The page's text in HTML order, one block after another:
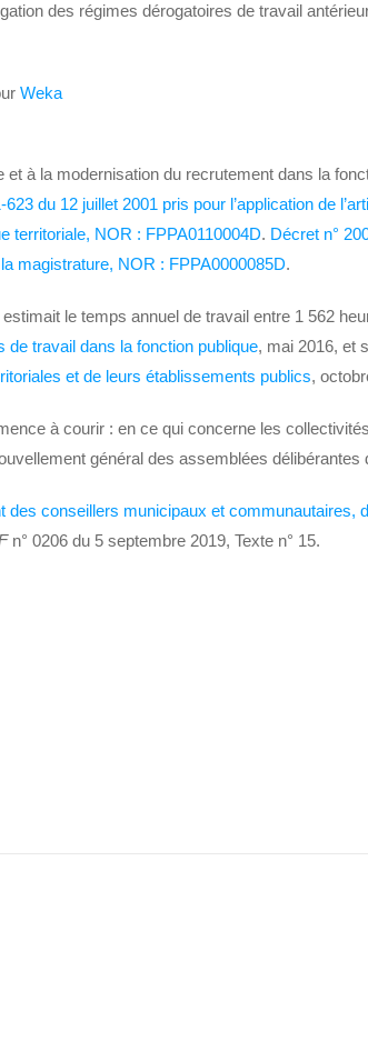
des régimes dérogatoires de travail
Weka
à la modernisation du recrutement dans la
623 du 12 juillet 2001 pris pour l’application de
territoriale, NOR : FPPA0110004D. Décret n°
magistrature, NOR : FPPA0000085D.
le temps annuel de travail entre 1 562
de travail dans la fonction publique, mai 2016, et
et de leurs établissements publics,
à courir : en ce qui concerne les
général des assemblées
conseillers municipaux et
n° 0206 du 5 septembre 2019, Texte n° 15.